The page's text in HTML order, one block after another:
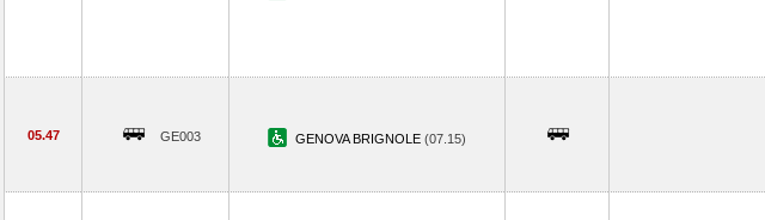
05.47 GE003 GENOVA BRIGNOLE (07.15)